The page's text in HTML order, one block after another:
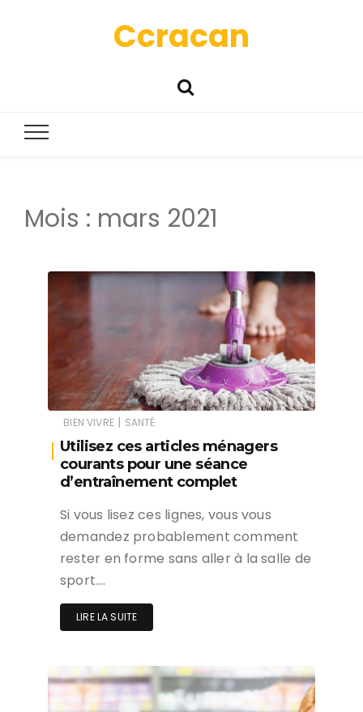
Ccracan
Mois : mars 2021
BIEN VIVRE | SANTÉ
Utilisez ces articles ménagers
courants pour une séance
d’entraînement complet
Si vous lisez ces lignes, vous vous
demandez probablement comment
rester en forme sans aller à la salle de
sport….
LIRE LA SUITE